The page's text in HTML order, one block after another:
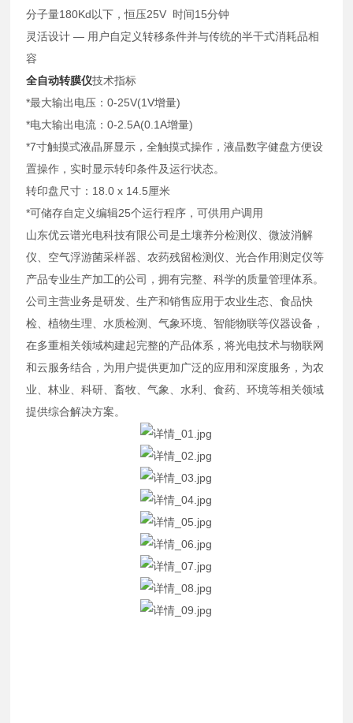
分子量180Kd以下，恒压25V 时间15分钟
灵活设计 — 用户自定义转移条件并与传统的半干式消耗品相
容
全自动转膜仪技术指标
*最大输出电压：0-25V(1V增量)
*电大输出电流：0-2.5A(0.1A增量)
*7寸触摸式液晶屏显示，全触摸式操作，液晶数字健盘方便设
置操作，实时显示转印条件及运行状态。
转印盘尺寸：18.0 x 14.5厘米
*可储存自定义编辑25个运行程序，可供用户调用
山东优云谱光电科技有限公司是土壤养分检测仪、微波消解
仪、空气浮游菌采样器、农药残留检测仪、光合作用测定仪等
产品专业生产加工的公司，拥有完整、科学的质量管理体系。
公司主营业务是研发、生产和销售应用于农业生态、食品快
检、植物生理、水质检测、气象环境、智能物联等仪器设备，
在多重相关领域构建起完整的产品体系，将光电技术与物联网
和云服务结合，为用户提供更加广泛的应用和深度服务，为农
业、林业、科研、畜牧、气象、水利、食药、环境等相关领域
提供综合解决方案。